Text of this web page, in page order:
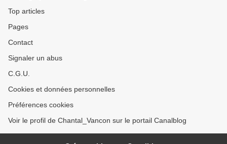
Top articles
Pages
Contact
Signaler un abus
C.G.U.
Cookies et données personnelles
Préférences cookies
Voir le profil de Chantal_Vancon sur le portail Canalblog